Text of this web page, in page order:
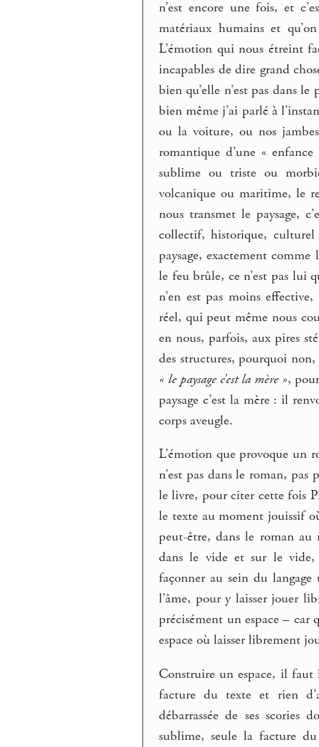
n’est encore une fois, et
matériaux humains et
L’émotion qui nous étreint
incapables de dire grand
bien qu’elle n’est pas dans
bien même j’ai parlé à
ou la voiture, ou nos
romantique d’une « enfance
sublime ou triste ou
volcanique ou maritime, le
nous transmet le paysage,
collectif, historique, culturel
paysage, exactement
le feu brûle, ce n’est pas lui
n’en est pas moins
réel, qui peut même nous
en nous, parfois, aux pires
des structures, pourquoi
« le paysage c’est la mère »,
paysage c’est la mère : il
corps aveugle.
L’émotion que provoque un
n’est pas dans le roman, pas
le livre, pour citer cette fois
le texte au moment jouissif
peut-être, dans le roman
dans le vide et sur le vide,
façonner au sein du
l’âme, pour y laisser jouer
précisément un espace –
espace où laisser librement
Construire un espace, il faut
facture du texte et rien
débarrassée de ses
sublime, seule la facture